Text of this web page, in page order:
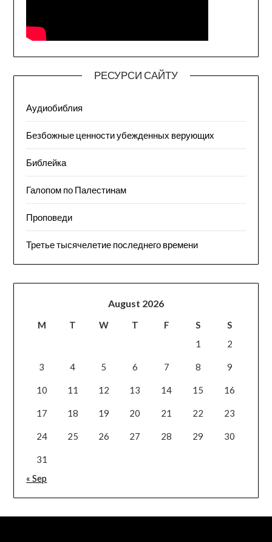
РЕСУРСИ САЙТУ
Аудиобиблия
Безбожные ценности убежденных верующих
Библейка
Галопом по Палестинам
Проповеди
Третье тысячелетие последнего времени
August 2026
M T W T F S
S
1
2
3 4 5 6 7 8 9
10 11 12 13 14 15 16
17 18 19 20 21 22 23
24 25 26 27 28 29 30
31
« Sep